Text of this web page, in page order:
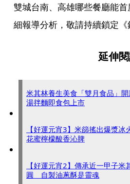
雙城台南、高雄哪些餐廳能
細報導分析，敬請持續鎖定《
延伸
米其林養生美食「雙月食品」
湯拌麵即食包上市
【好運元宵3】米篩搖出爆漿
花蜜檸檬酸香沁脾
【好運元宵2】傳承近一甲子米
圓 自製油蔥酥是靈魂